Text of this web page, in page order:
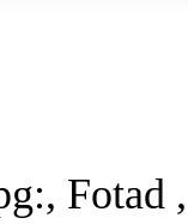
Fotad ,